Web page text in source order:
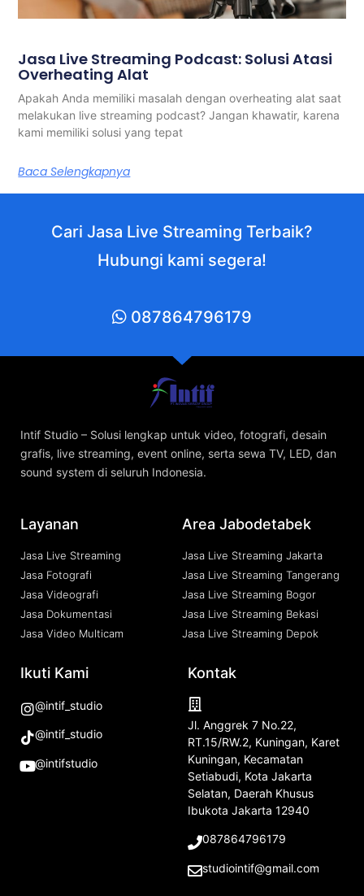
Jasa Live Streaming Podcast: Solusi Atasi
Overheating Alat
Apakah Anda memiliki masalah dengan overheating alat saat
melakukan live streaming podcast? Jangan khawatir, karena
kami memiliki solusi yang tepat
Baca Selengkapnya
Cari Jasa Live Streaming Terbaik?
Hubungi kami segera!
087864796179
Intif Studio – Solusi lengkap untuk video, fotografi, desain
grafis, live streaming, event online, serta sewa TV, LED, dan
sound system di seluruh Indonesia.
Layanan
Jasa Live Streaming
Jasa Fotografi
Jasa Videografi
Jasa Dokumentasi
Jasa Video Multicam
Area Jabodetabek
Jasa Live Streaming Jakarta
Jasa Live Streaming Tangerang
Jasa Live Streaming Bogor
Jasa Live Streaming Bekasi
Jasa Live Streaming Depok
Ikuti Kami
@intif_studio
@intif_studio
@intifstudio
Kontak
Jl. Anggrek 7 No.22,
RT.15/RW.2, Kuningan, Karet
Kuningan, Kecamatan
Setiabudi, Kota Jakarta
Selatan, Daerah Khusus
Ibukota Jakarta 12940
087864796179
studiointif@gmail.com